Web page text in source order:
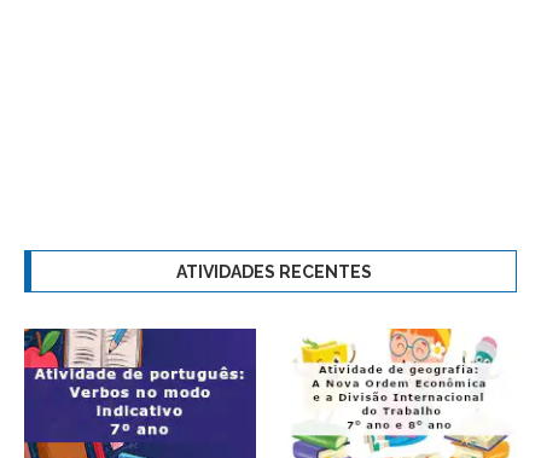
ATIVIDADES RECENTES